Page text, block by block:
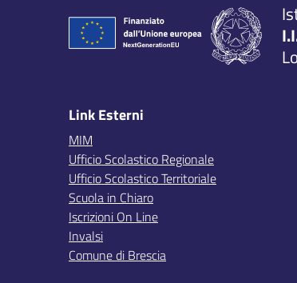
Link Esterni
MIM
Ufficio Scolastico Regionale
Ufficio Scolastico Territoriale
Scuola in Chiaro
Iscrizioni On Line
Invalsi
Comune di Brescia